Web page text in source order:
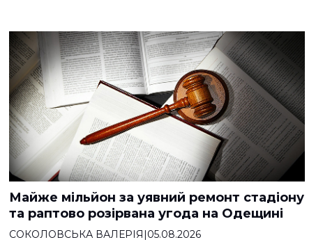
Майже мільйон за уявний ремонт стадіону
та раптово розірвана угода на Одещині
СОКОЛОВСЬКА ВАЛЕРІЯ|05.08.2026